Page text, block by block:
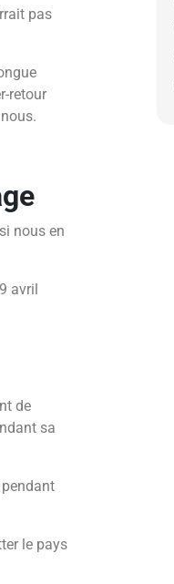
pas
retour
nous en
avril
de
sa
le pays